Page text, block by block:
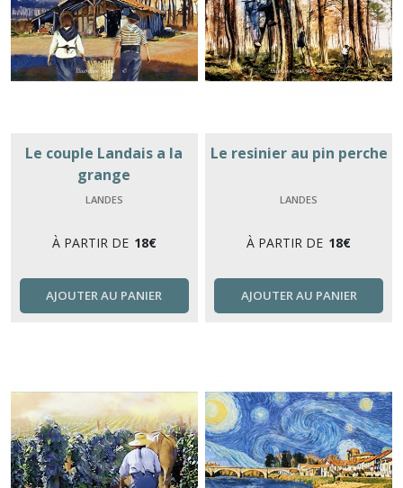
Le couple Landais a la
grange
LANDES
À PARTIR DE 18€
AJOUTER AU PANIER
Le resinier au pin perche
LANDES
À PARTIR DE 18€
AJOUTER AU PANIER